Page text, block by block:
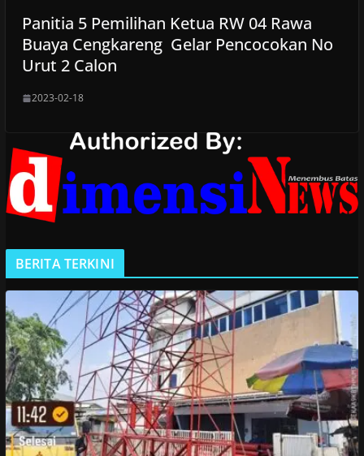
Panitia 5 Pemilihan Ketua RW 04 Rawa
Buaya Cengkareng Gelar Pencocokan No
Urut 2 Calon
2023-02-18
BERITA TERKINI